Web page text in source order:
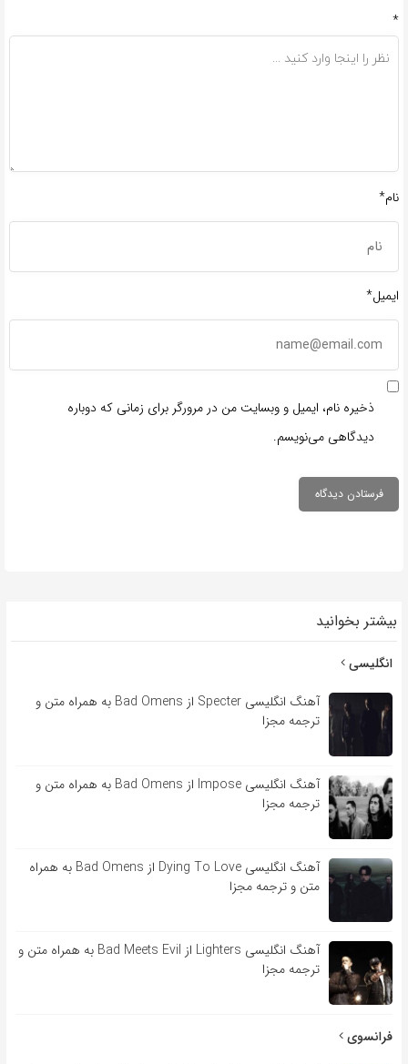
*
نام*
ایمیل*
ذخیره نام، ایمیل و وبسایت من در مرورگر برای زمانی که دوباره
دیدگاهی می‌نویسم.
بیشتر بخوانید
انگلیسی
آهنگ انگلیسی Specter از Bad Omens به همراه متن و
ترجمه مجزا
آهنگ انگلیسی Impose از Bad Omens به همراه متن و
ترجمه مجزا
آهنگ انگلیسی Dying To Love از Bad Omens به همراه
متن و ترجمه مجزا
آهنگ انگلیسی Lighters از Bad Meets Evil به همراه متن و
ترجمه مجزا
فرانسوی